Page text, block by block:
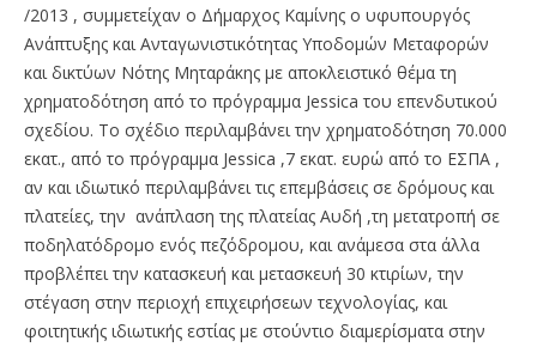
/2013 , συμμετείχαν ο Δήμαρχος Καμίνης ο υφυπουργός
Ανάπτυξης και Ανταγωνιστικότητας Υποδομών Μεταφορών
και δικτύων Νότης Μηταράκης με αποκλειστικό θέμα τη
χρηματοδότηση από το πρόγραμμα Jessica του επενδυτικού
σχεδίου. Το σχέδιο περιλαμβάνει την χρηματοδότηση 70.000
εκατ., από το πρόγραμμα Jessica ,7 εκατ. ευρώ από το ΕΣΠΑ ,
αν και ιδιωτικό περιλαμβάνει τις επεμβάσεις σε δρόμους και
πλατείες, την ανάπλαση της πλατείας Aυδή ,τη μετατροπή σε
ποδηλατόδρομο ενός πεζόδρομου, και ανάμεσα στα άλλα
προβλέπει την κατασκευή και μετασκευή 30 κτιρίων, την
στέγαση στην περιοχή επιχειρήσεων τεχνολογίας, και
φοιτητικής ιδιωτικής εστίας με στούντιο διαμερίσματα στην